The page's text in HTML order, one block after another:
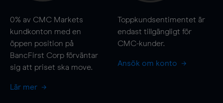
0% av CMC Markets
kundkonton med en
öppen position på
BancFirst Corp förväntar
sig att priset ska move.
Lär mer
Toppkundsentimentet är
endast tillgängligt för
CMC-kunder.
Ansök om konto